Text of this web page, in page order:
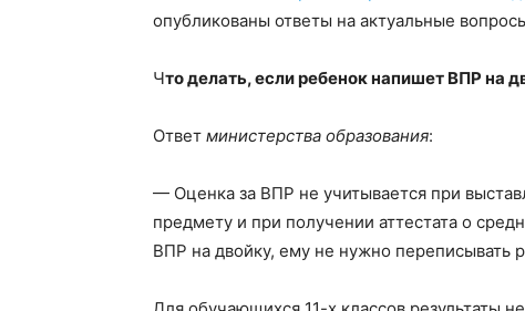
опубликованы ответы на актуальные
Что делать, если ребенок напишет ВПР на
Ответ министерства образования:
— Оценка за ВПР не учитывается при
предмету и при получении аттестата о
ВПР на двойку, ему не нужно переписывать